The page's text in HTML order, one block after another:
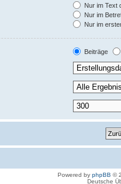
Nur im Text
Nur im
Nur im
Beiträge
Powered by phpBB ©
Deutsche